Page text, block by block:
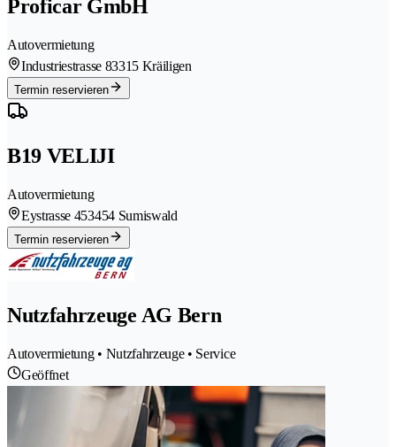
Proficar GmbH
Autovermietung
Industriestrasse 83315 Kräiligen
Termin reservieren
B19 VELIJI
Autovermietung
Eystrasse 453454 Sumiswald
Termin reservieren
Nutzfahrzeuge AG Bern
Autovermietung • Nutzfahrzeuge • Service
Geöffnet